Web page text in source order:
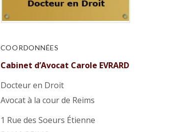
COORDONNÉES
Cabinet d’Avocat Carole EVRARD
Docteur en Droit
Avocat à la cour de Reims
1 Rue des Soeurs Étienne